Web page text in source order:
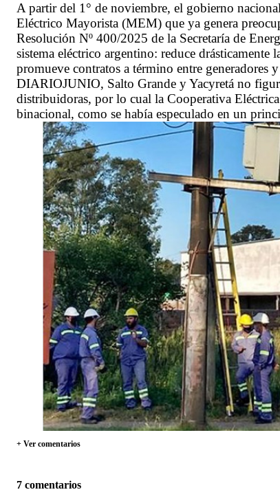
A partir del 1° de noviembre, el gobierno
Eléctrico Mayorista (MEM) que ya genera
Resolución Nº 400/2025 de la Secretaría de
sistema eléctrico argentino: reduce
promueve contratos a término entre
DIARIOJUNIO, Salto Grande y Yacyretá no
distribuidoras, por lo cual la Cooperativa
binacional, como se había especulado en un
+ Ver comentarios
7 comentarios